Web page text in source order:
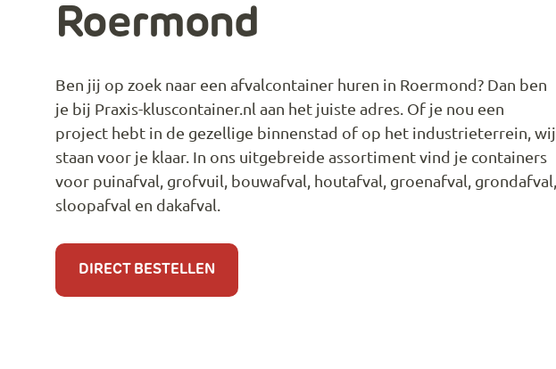
Roermond
Ben jij op zoek naar een afvalcontainer huren in Roermond? Dan ben
je bij Praxis-kluscontainer.nl aan het juiste adres. Of je nou een
project hebt in de gezellige binnenstad of op het industrieterrein, wij
staan voor je klaar. In ons uitgebreide assortiment vind je containers
voor puinafval, grofvuil, bouwafval, houtafval, groenafval, grondafval,
sloopafval en dakafval.
DIRECT BESTELLEN